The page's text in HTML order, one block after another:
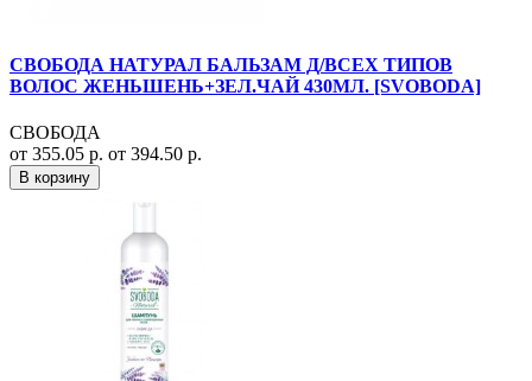
СВОБОДА НАТУРАЛ БАЛЬЗАМ Д/ВСЕХ ТИПОВ
ВОЛОС ЖЕНЬШЕНЬ+ЗЕЛ.ЧАЙ 430МЛ. [SVOBODA]
СВОБОДА
от 355.05 р. от 394.50 р.
В корзину